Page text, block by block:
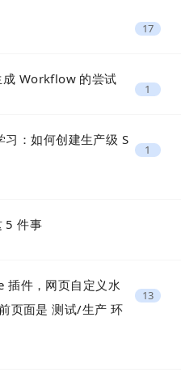
17
Workflow 的尝试
1
：如何创建生产级 S
1
5 件事
插件，网页自定义水
页面是 测试/生产 环
13